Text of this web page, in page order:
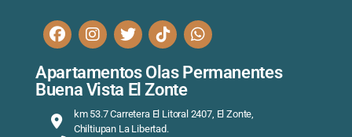
Apartamentos Olas Permanentes
Buena Vista El Zonte
km 53.7 Carretera El Litoral 2407, El Zonte,
Chiltiupan La Libertad.